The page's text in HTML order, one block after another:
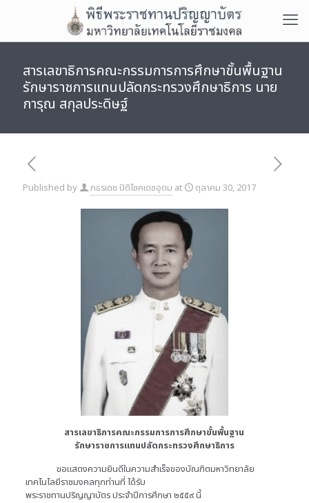
สารเลขาธิการคณะกรรมการการศึกษาขั้นพื้นฐาน
รักษาราชการแทนปลัดกระทรวงศึกษาธิการ นาย
การุณ สกุลประดิษฐ์
Published by ภธรเดช ปิติโชคเดชอุดม at ตุลาคม 30, 2017
สารเลขาธิการคณะกรรมการการศึกษาขั้นพื้นฐาน
รักษาราชการแทนปลัดกระทรวงศึกษาธิการ
ขอแสดงความยินดีในความสำเร็จของบัณฑิตมหาวิทยาลัย
เทคโนโลยีราชมงคลทุกท่านที่ ได้รับ
พระราชทานปริญญาบัตร ประจำปีการศึกษา ๒๕๕๙ นี้